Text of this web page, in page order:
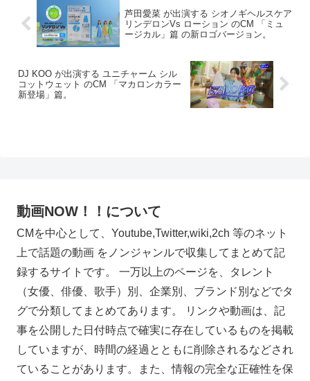
芦田愛菜 が出演する シオノギヘルスケア
リンデロンVs ローション のCM 「ミュ
ージカル」篇 の新ロゴバージョン。
DJ KOO が出演する ユニチャーム シル
コットウェット のCM 「マカロンカラー
新登場」篇。
動画NOW！！について
CMを中心として、Youtube,Twitter,wiki,2ch 等のネット
上で話題の動画 をノンジャンルで収集してまとめて記
録するサイトです。 一万以上のページを、タレント
（女優、俳優、歌手）別、企業別、ブランド別などでタ
グで分類してまとめてあります。 リンクや動画は、記
事を公開した日付時点で確実に存在しているものを掲載
していますが、時間の経過とともに削除されるなどされ
ていることがあります。また、情報の完全な正確性を保